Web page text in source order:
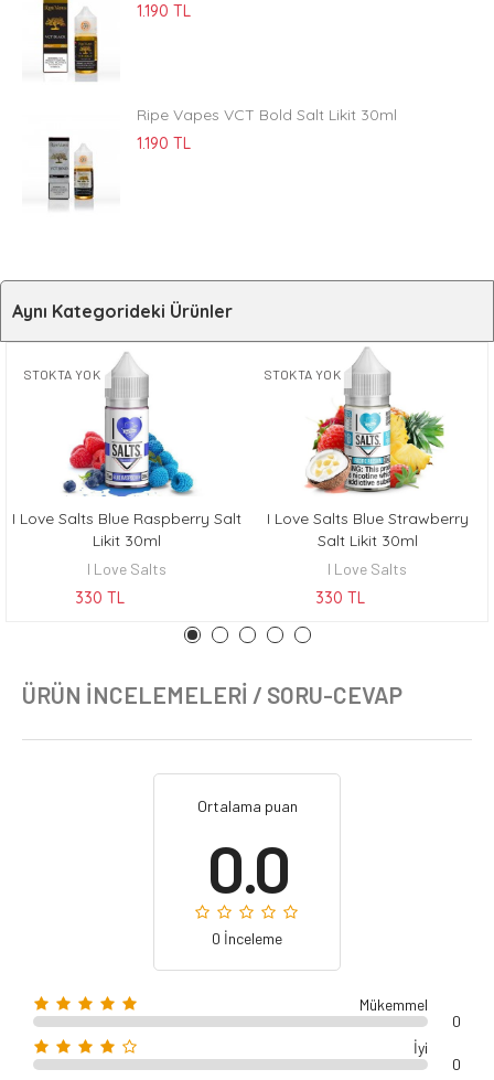
1.190 TL
Ripe Vapes VCT Bold Salt Likit 30ml
1.190 TL
Aynı Kategorideki Ürünler
STOKTA YOK
KEŞFET
I Love Salts Blue Raspberry Salt
Likit 30ml
I Love Salts
330 TL
STOKTA YOK
KEŞFET
I Love Salts Blue Strawberry
Salt Likit 30ml
I Love Salts
330 TL
ÜRÜN İNCELEMELERI / SORU-CEVAP
Ortalama puan
0.0
0 İnceleme
Mükemmel
0
İyi
0